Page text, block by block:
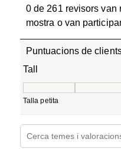
0 de 261 revisors van
mostra o van
Puntuacions de
Tall
Talla petita
Cerca temes i